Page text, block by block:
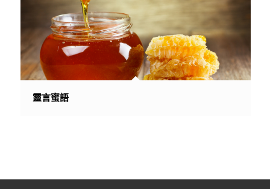
靈言蜜語